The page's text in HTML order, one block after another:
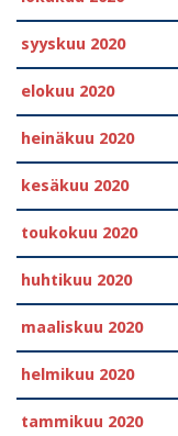
syyskuu 2020
elokuu 2020
heinäkuu 2020
kesäkuu 2020
toukokuu 2020
huhtikuu 2020
maaliskuu 2020
helmikuu 2020
tammikuu 2020